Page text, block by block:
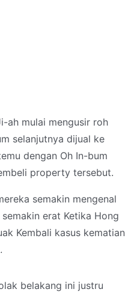
ah mulai mengusir roh
selanjutnya dijual ke
dengan Oh In-bum
property tersebut.
semakin mengenal
erat Ketika Hong
Kembali kasus kematian
belakang ini justru